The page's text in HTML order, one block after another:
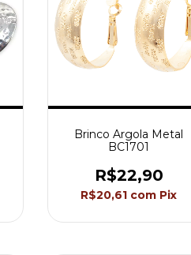
Brinco Argola Metal
BC1701
R$22,90
R$20,61 com Pix